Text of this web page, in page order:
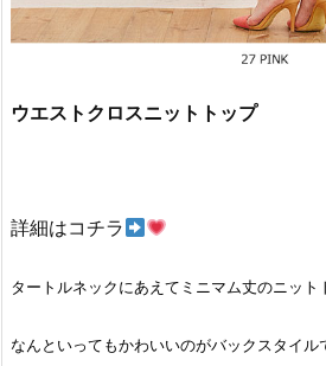
ウエストクロスニットトップ
詳細はコチラ
タートルネックにあえてミニマム丈のニッ
なんといってもかわいいのがバックスタイル